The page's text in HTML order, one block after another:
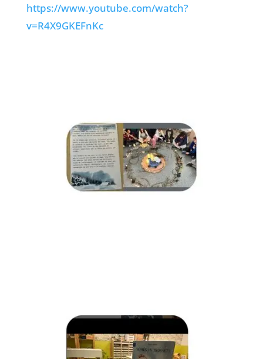
https://www.youtube.com/watch?
v=R4X9GKEFnKc